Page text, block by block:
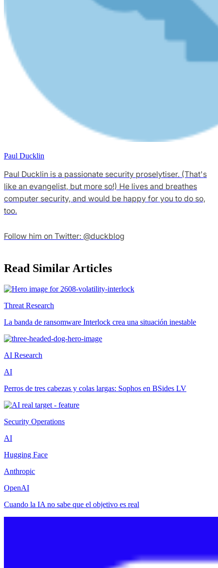
Paul Ducklin
Paul Ducklin is a passionate security proselytiser. (That's
like an evangelist, but more so!) He lives and breathes
computer security, and would be happy for you to do so,
too.
Follow him on Twitter: @duckblog
Read Similar Articles
Threat Research
La banda de ransomware Interlock crea una situación inestable
AI Research
AI
Perros de tres cabezas y colas largas: Sophos en BSides LV
Security Operations
AI
Hugging Face
Anthropic
OpenAI
Cuando la IA no sabe que el objetivo es real